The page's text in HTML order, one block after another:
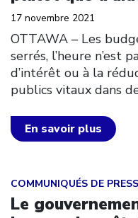
17 novembre 2021
OTTAWA – Les
serrés, l’heure n’est
d’intérêt ou à la
publics vitaux dans
En savoir plus
COMMUNIQUÉS DE
Le
Click to open the